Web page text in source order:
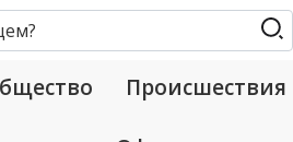
Происшествия